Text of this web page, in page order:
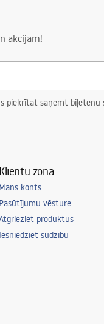
akcijām!
piekrītat saņemt
Klientu zona
Mans konts
Pasūtījumu vēsture
produktus
Iesniedziet sūdzību